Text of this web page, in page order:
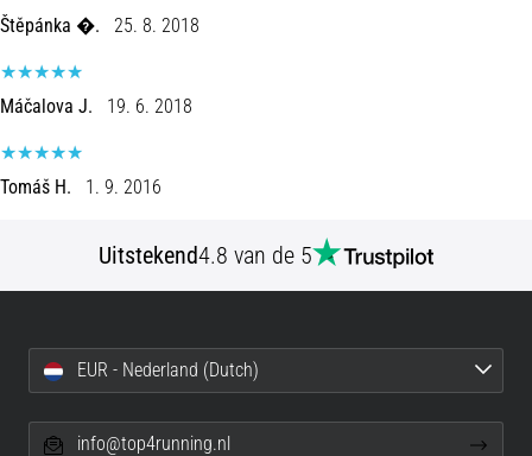
de
uithoudingsprestaties
verbetert.
Is
dat
echt
Ontdek
artikelen
Štěpánka �. 25. 8. 2018
Máčalova J. 19. 6. 2018
Tomáš H. 1. 9. 2016
Uitstekend4.8 van de 5
EUR - Nederland (Dutch)
info@top4running.nl